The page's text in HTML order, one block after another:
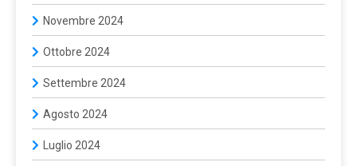
Novembre 2024
Ottobre 2024
Settembre 2024
Agosto 2024
Luglio 2024